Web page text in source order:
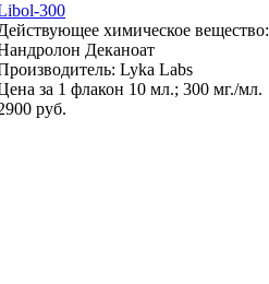
300
химическое вещество:
Деканоат
Lyka Labs
за 1 флакон 10 мл.; 300 мг./мл.
руб.